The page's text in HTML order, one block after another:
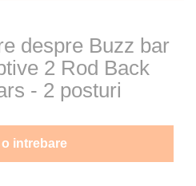
despre Buzz bar
2 Rod Back
- 2 posturi
o intrebare